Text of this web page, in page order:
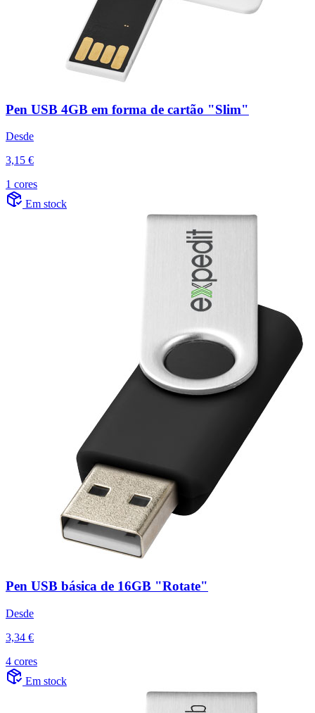
Pen USB 4GB em forma de cartão "Slim"
Desde
3,15 €
1 cores
Em stock
Pen USB básica de 16GB "Rotate"
Desde
3,34 €
4 cores
Em stock